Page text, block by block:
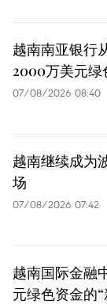
越南南亚银行
2000万美元绿
07/08/2026 08:40
越南继续成为
场
07/08/2026 07:42
越南国际金融
元绿色资金的